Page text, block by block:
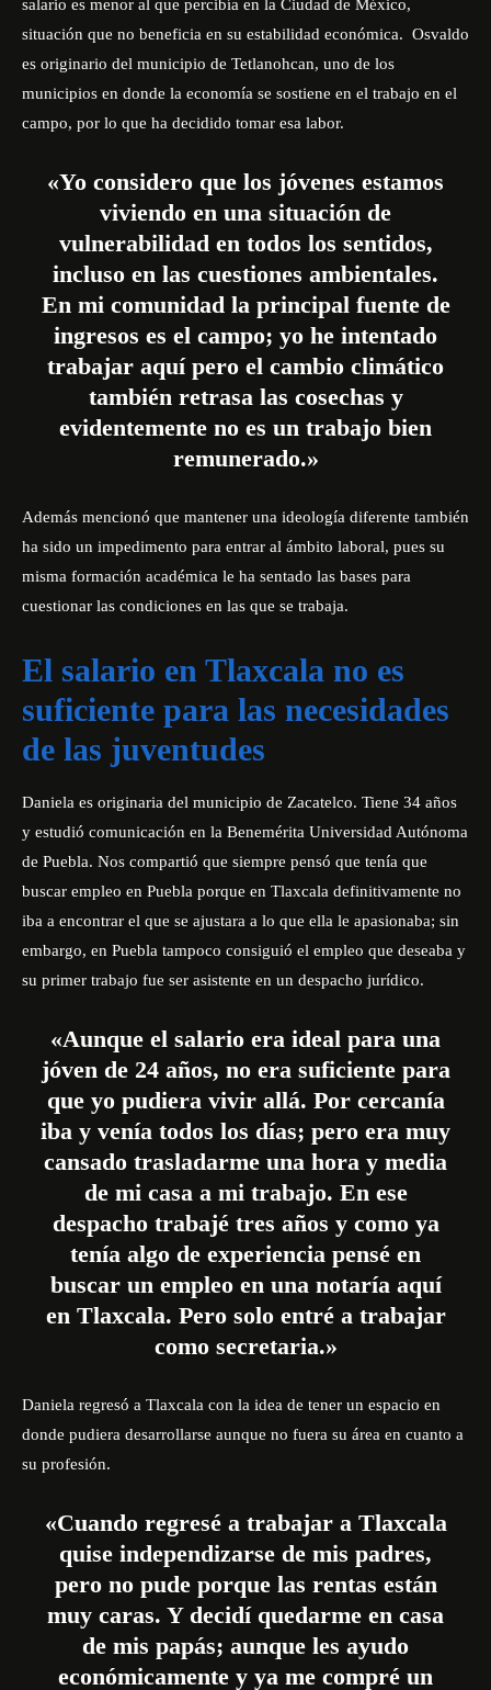
salario es menor al que percibía en la Ciudad de México,
situación que no beneficia en su estabilidad económica. Osvaldo
es originario del municipio de Tetlanohcan, uno de los
municipios en donde la economía se sostiene en el trabajo en el
campo, por lo que ha decidido tomar esa labor.
«Yo considero que los jóvenes estamos
viviendo en una situación de
vulnerabilidad en todos los sentidos,
incluso en las cuestiones ambientales.
En mi comunidad la principal fuente de
ingresos es el campo; yo he intentado
trabajar aquí pero el cambio climático
también retrasa las cosechas y
evidentemente no es un trabajo bien
remunerado.»
Además mencionó que mantener una ideología diferente también
ha sido un impedimento para entrar al ámbito laboral, pues su
misma formación académica le ha sentado las bases para
cuestionar las condiciones en las que se trabaja.
El salario en Tlaxcala no es
suficiente para las necesidades
de las juventudes
Daniela es originaria del municipio de Zacatelco. Tiene 34 años
y estudió comunicación en la Benemérita Universidad Autónoma
de Puebla. Nos compartió que siempre pensó que tenía que
buscar empleo en Puebla porque en Tlaxcala definitivamente no
iba a encontrar el que se ajustara a lo que ella le apasionaba; sin
embargo, en Puebla tampoco consiguió el empleo que deseaba y
su primer trabajo fue ser asistente en un despacho jurídico.
«Aunque el salario era ideal para una
jóven de 24 años, no era suficiente para
que yo pudiera vivir allá. Por cercanía
iba y venía todos los días; pero era muy
cansado trasladarme una hora y media
de mi casa a mi trabajo. En ese
despacho trabajé tres años y como ya
tenía algo de experiencia pensé en
buscar un empleo en una notaría aquí
en Tlaxcala. Pero solo entré a trabajar
como secretaria.»
Daniela regresó a Tlaxcala con la idea de tener un espacio en
donde pudiera desarrollarse aunque no fuera su área en cuanto a
su profesión.
«Cuando regresé a trabajar a Tlaxcala
quise independizarse de mis padres,
pero no pude porque las rentas están
muy caras. Y decidí quedarme en casa
de mis papás; aunque les ayudo
económicamente y ya me compré un